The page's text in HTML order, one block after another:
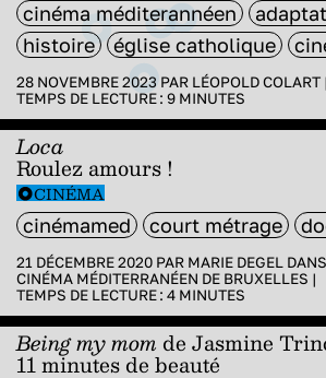
cinéma méditerannéen
histoire
église catholique
28 NOVEMBRE 2023 PAR LÉOPOLD COLART |
TEMPS DE LECTURE : 9 MINUTES
Loca
Roulez amours !
CINÉMA
cinémamed court métrage
21 DÉCEMBRE 2020 PAR MARIE DEGEL DANS
CINÉMA MÉDITERRANÉEN DE BRUXELLES |
TEMPS DE LECTURE : 4 MINUTES
Being my mom de Jasmine
11 minutes de beauté